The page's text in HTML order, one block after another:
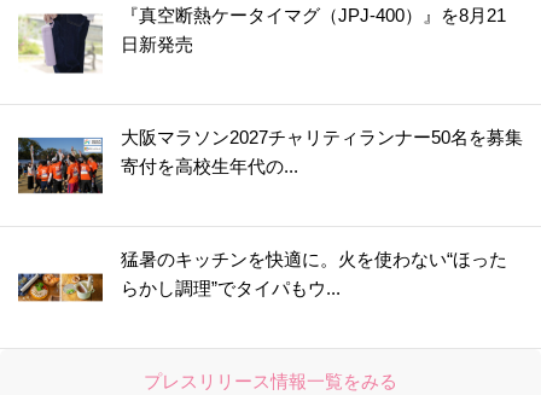
『真空断熱ケータイマグ（JPJ-400）』を8月21
日新発売
大阪マラソン2027チャリティランナー50名を募集
寄付を高校生年代の...
猛暑のキッチンを快適に。火を使わない“ほった
らかし調理”でタイパもウ...
プレスリリース情報一覧をみる